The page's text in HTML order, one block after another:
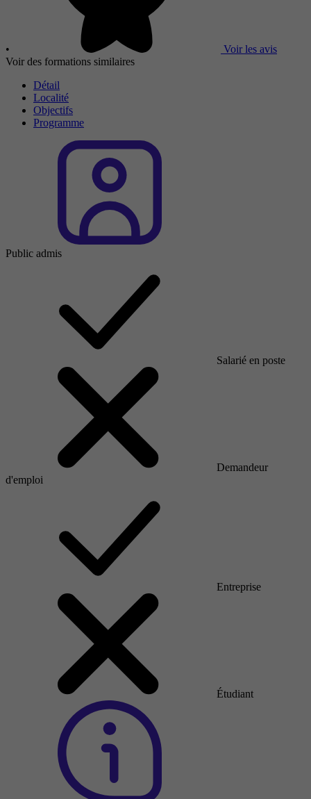
•
Voir les avis
Voir des formations similaires
Détail
Localité
Objectifs
Programme
Public admis
Salarié en poste
Demandeur
d'emploi
Entreprise
Étudiant